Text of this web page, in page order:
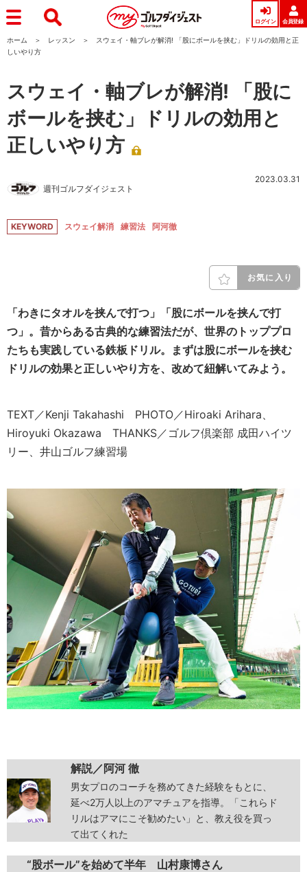
ログイン 会員登録
ホーム レッスン
スウェイ・軸ブレが解消! 「股にボールを挟む」ドリルの効用と正
しいやり方
スウェイ・軸ブレが解消! 「股に
ボールを挟む」ドリルの効用と
正しいやり方
週刊ゴルフダイジェスト
2023.03.31
KEYWORD スウェイ解消 練習法 阿河徹
お気に入り
「わきにタオルを挟んで打つ」「股にボールを挟んで打
つ」。昔からある古典的な練習法だが、世界のトッププロ
たちも実践している鉄板ドリル。まずは股にボールを挟む
ドリルの効果と正しいやり方を、改めて紐解いてみよう。
TEXT／Kenji Takahashi PHOTO／Hiroaki Arihara、
Hiroyuki Okazawa THANKS／ゴルフ倶楽部 成田ハイツ
リー、井山ゴルフ練習場
解説／阿河 徹
男女プロのコーチを務めてきた経験をもとに、
延べ2万人以上のアマチュアを指導。「これらド
リルはアマにこそ勧めたい」と、教え役を買っ
て出てくれた
“股ボール”を始めて半年 山村康博さん